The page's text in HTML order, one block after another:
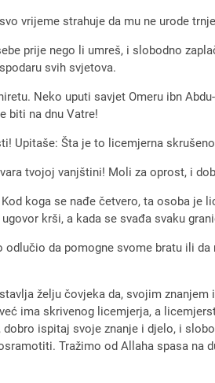
vrijeme strahuje da mu ne urode
prije nego li umreš, i slobodno
svih svjetova.
Neko uputi savjet Omeru ibn
biti na dnu Vatre!
Upitaše: Šta je to licemjerna
tvojoj vanjštini! Moli za oprost, i
koga se nađe četvero, ta osoba
krši, a kada se svađa svaku
da pomogne svome bratu ili
želju čovjeka da, svojim
ima skrivenog licemjerja, a
ispitaj svoje znanje i djelo, i
Tražimo od Allaha spasa na